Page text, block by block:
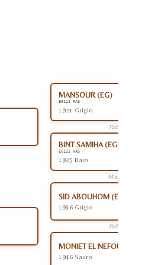
MANSOUR (EG)
EG111 RAS
1921 Grigio
Padre
BINT SAMIHA (EG)
EG133 RAS
1925 Baio
Madre
SID ABOUHOM (EG)
1936 Grigio
Padre
MONIET EL NEFOUS (EG)
1946 Sauro